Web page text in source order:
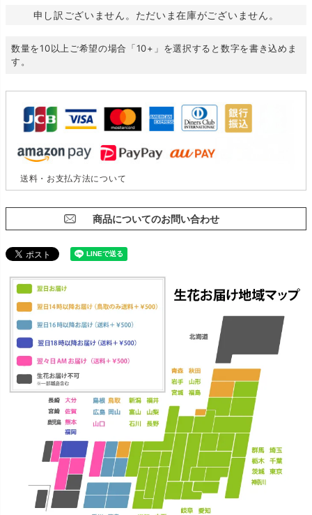
申し訳ございません。ただいま在庫がございません。
数量を10以上ご希望の場合「10+」を選択すると数字を書き込めま
す。
送料・お支払方法について
商品についてのお問い合わせ